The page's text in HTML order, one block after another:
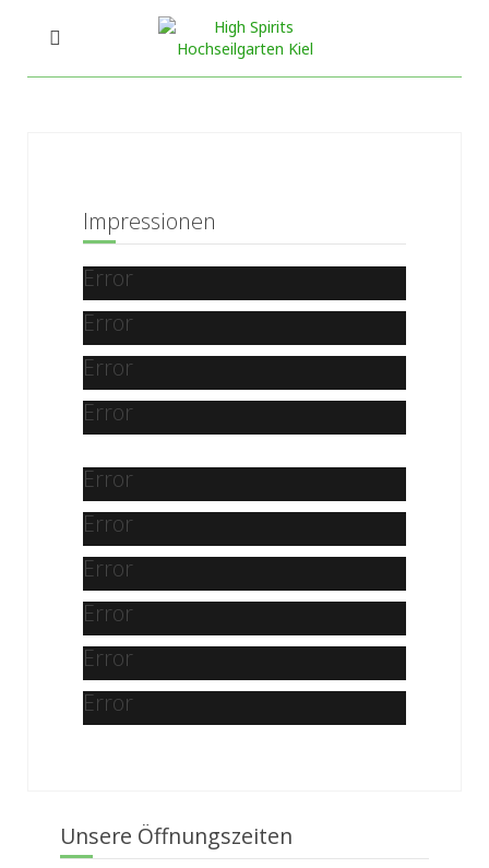
Impressionen
Error
Error
Error
Error
Error
Error
Error
Error
Error
Error
Unsere Öffnungszeiten